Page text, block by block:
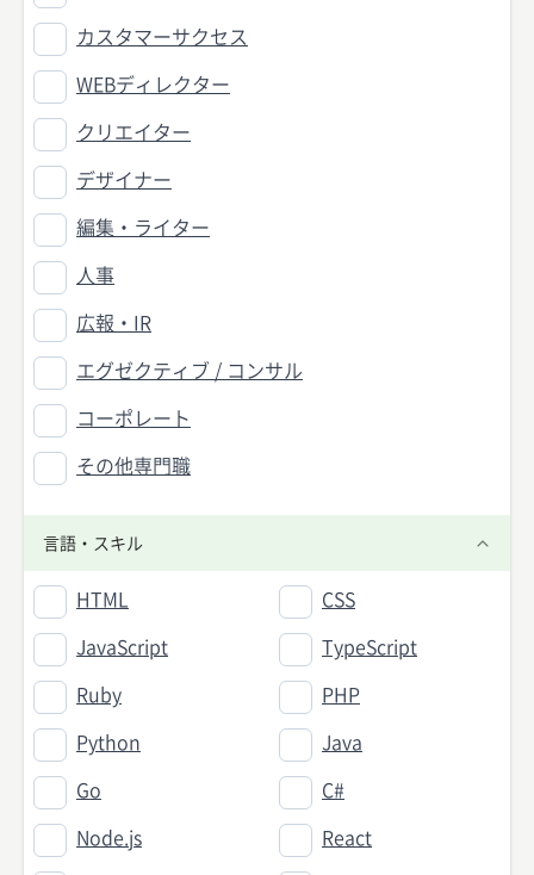
カスタマーサクセス
WEBディレクター
クリエイター
デザイナー
編集・ライター
人事
広報・IR
エグゼクティブ / コンサル
コーポレート
その他専門職
言語・スキル
HTML CSS
JavaScript TypeScript
Ruby PHP
Python Java
Go C#
Node.js React